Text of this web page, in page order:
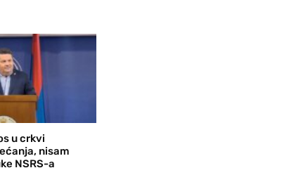
u crkvi
nisam
NSRS-a